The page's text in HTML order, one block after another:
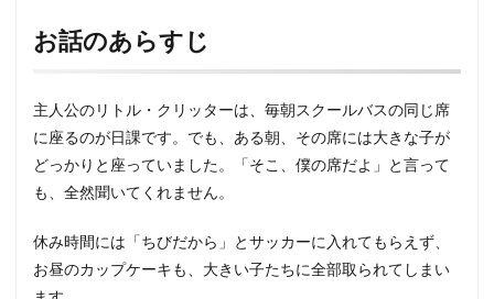
お話のあらすじ
主人公のリトル・クリッターは、毎朝スクールバスの同じ席
に座るのが日課です。でも、ある朝、その席には大きな子が
どっかりと座っていました。「そこ、僕の席だよ」と言って
も、全然聞いてくれません。
休み時間には「ちびだから」とサッカーに入れてもらえず、
お昼のカップケーキも、大きい子たちに全部取られてしまい